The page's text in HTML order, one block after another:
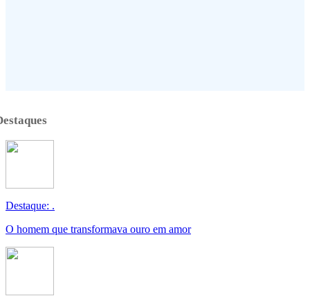
Destaque: .
O homem que transformava ouro em amor